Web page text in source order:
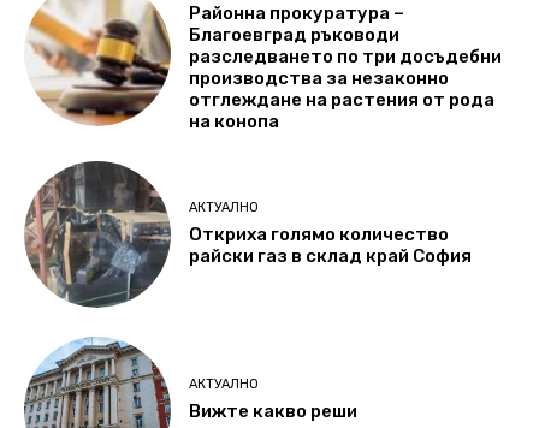
Районна прокуратура –
Благоевград ръководи
разследването по три досъдебни
производства за незаконно
отглеждане на растения от рода
на конопа
АКТУАЛНО
Откриха голямо количество
райски газ в склад край София
АКТУАЛНО
Вижте какво реши